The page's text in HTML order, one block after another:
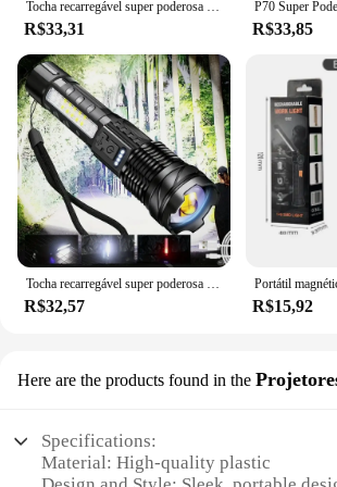
Tocha recarregável super poderosa com luz lateral, luz de inundação para camping ao ar livre, pesca, caça, escalada, aventura, 1pc
R$33,31 R$33,85
Tocha recarregável super poderosa com luz lateral, luz de inundação para camping ao ar livre, pesca, caça, escalada, aventura, 1pc
R$32,57 R$15,92
Here are the products found in the
Specifications:
Material: High-quality plastic